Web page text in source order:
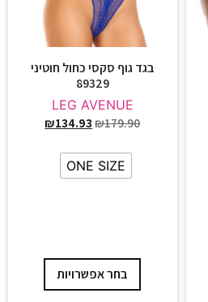
בגד גוף סקסי כחול חוטיני
89329
LEG AVENUE
₪179.90
₪134.93
ONE SIZE
בחר אפשרויות